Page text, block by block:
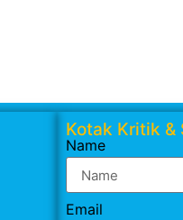
Kotak Kritik &
Name
Email